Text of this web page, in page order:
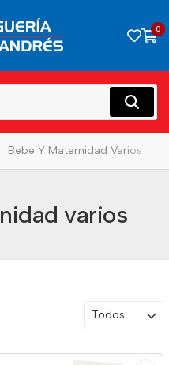
0
Bebe Y Maternidad Varios
varios
Todos